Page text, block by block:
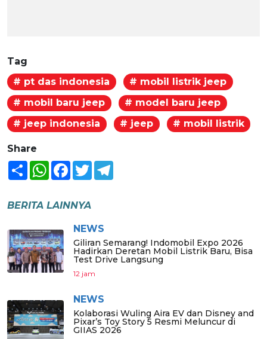
Tag
# pt das indonesia
# mobil listrik jeep
# mobil baru jeep
# model baru jeep
# jeep indonesia
# jeep # mobil listrik
Share
Share WhatsAppFacebook
Twitter
BERITA LAINNYA
NEWS
Giliran Semarang! Indomobil Expo 2026
Hadirkan Deretan Mobil Listrik Baru, Bisa
Test Drive Langsung
12 jam
NEWS
Kolaborasi Wuling Aira EV dan Disney and
Pixar’s Toy Story 5 Resmi Meluncur di
GIIAS 2026